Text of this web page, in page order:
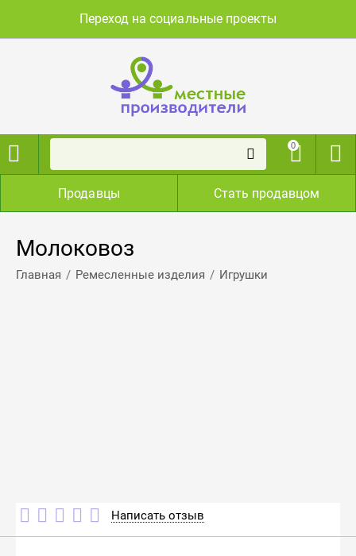
Переход на социальные проекты
0
Продавцы Стать продавцом
Молоковоз
Главная / Ремесленные изделия / Игрушки
Написать отзыв